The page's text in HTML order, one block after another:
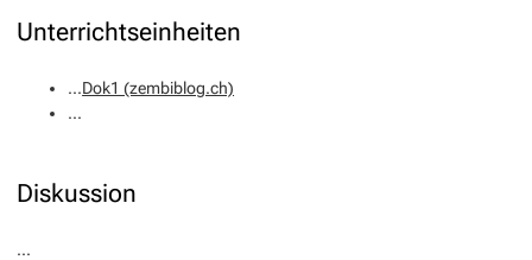
Unterrichtseinheiten
...Dok1 (zembiblog.ch)
...
Diskussion
...